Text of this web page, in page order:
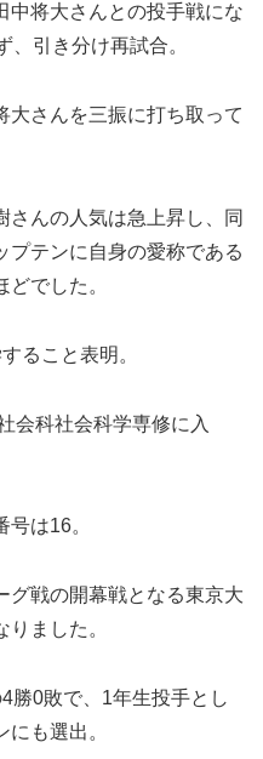
中将大さんとの投手戦にな
、引き分け再試合。
大さんを三振に打ち取って
さんの人気は急上昇し、同
プテンに自身の愛称である
どでした。
ること表明。
会科社会科学専修に入
は16。
グ戦の開幕戦となる東京大
ました。
勝0敗で、1年生投手とし
も選出。